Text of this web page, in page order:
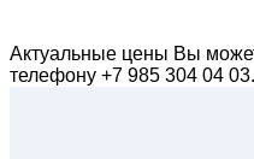
Актуальные цены Вы
телефону +7 985 304 04 03.